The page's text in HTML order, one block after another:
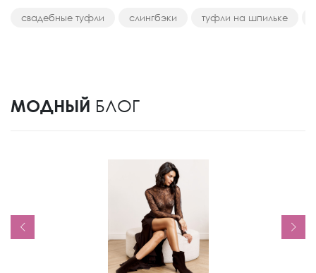
свадебные туфли слингбэки туфли на шпильке
МОДНЫЙ БЛОГ